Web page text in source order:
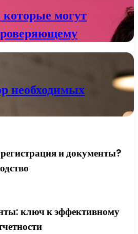
могут
необходимых
и документы?
ключ к эффективному